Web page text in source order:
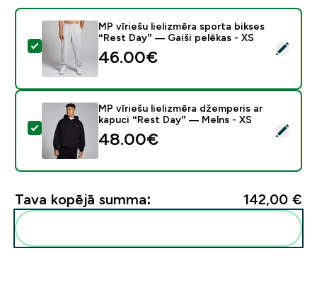
Atlasīt šo produktu - MP vīriešu lielizmēra sporta
MP vīriešu lielizmēra sporta bikses
“Rest Day” — Gaiši pelēkas - XS
46.00€‎
Atlasīt šo produktu - MP vīriešu lielizmēra džemperis
MP vīriešu lielizmēra džemperis ar
kapuci “Rest Day” — Melns - XS
48.00€‎
Tava kopējā summa: 142,00 €‎